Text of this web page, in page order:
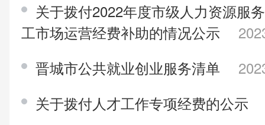
关于拨付2022年度市级人力资源服
工市场运营经费补助的情况公示
晋城市公共就业创业服务清单
关于拨付人才工作专项经费的公示